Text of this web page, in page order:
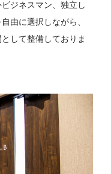
ジネスマン、独立し
由に選択しながら、
して整備しておりま